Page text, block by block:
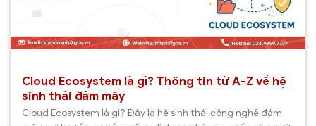
Cloud Ecosystem là gì? Thông tin từ A-Z về hệ
sinh thái đám mây
Cloud Ecosystem là gì? Đây là hệ sinh thái công nghệ đám